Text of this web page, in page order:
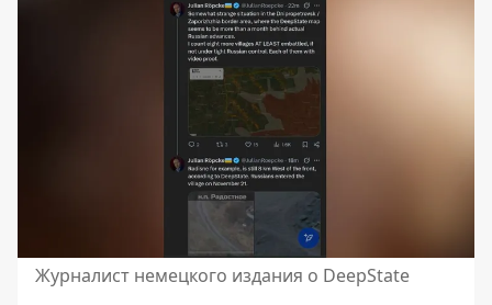
Журналист немецкого издания о DeepState